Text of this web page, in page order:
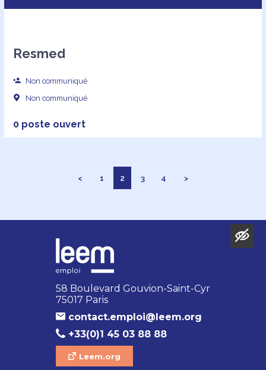
Resmed
Non communiqué
Non communiqué
0 poste ouvert
< 1 2 3 4 >
58 Boulevard Gouvion-Saint-Cyr
75017 Paris
contact.emploi@leem.org
+33(0)1 45 03 88 88
Leem.org